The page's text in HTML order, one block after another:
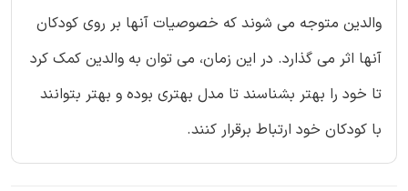
والدین متوجه می شوند که خصوصیات آنها بر روی کودکان
آنها اثر می گذارد. در این زمان، می توان به والدین کمک کرد
تا خود را بهتر بشناسند تا مدل بهتری بوده و بهتر بتوانند
با کودکان خود ارتباط برقرار کنند.